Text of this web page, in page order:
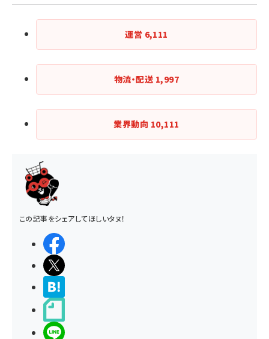
運営 6,111
物流・配送 1,997
業界動向 10,111
この記事をシェアしてほしいタヌ！